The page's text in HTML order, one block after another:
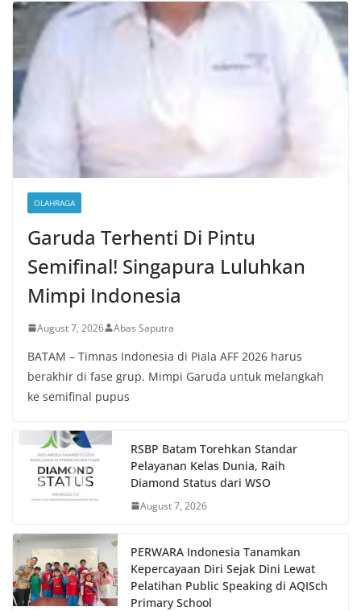
OLAHRAGA
Garuda Terhenti Di Pintu
Semifinal! Singapura Luluhkan
Mimpi Indonesia
August 7, 2026 Abas Saputra
BATAM – Timnas Indonesia di Piala AFF 2026 harus
berakhir di fase grup. Mimpi Garuda untuk melangkah
ke semifinal pupus
RSBP Batam Torehkan Standar
Pelayanan Kelas Dunia, Raih
Diamond Status dari WSO
August 7, 2026
PERWARA Indonesia Tanamkan
Kepercayaan Diri Sejak Dini Lewat
Pelatihan Public Speaking di AQISch
Primary School